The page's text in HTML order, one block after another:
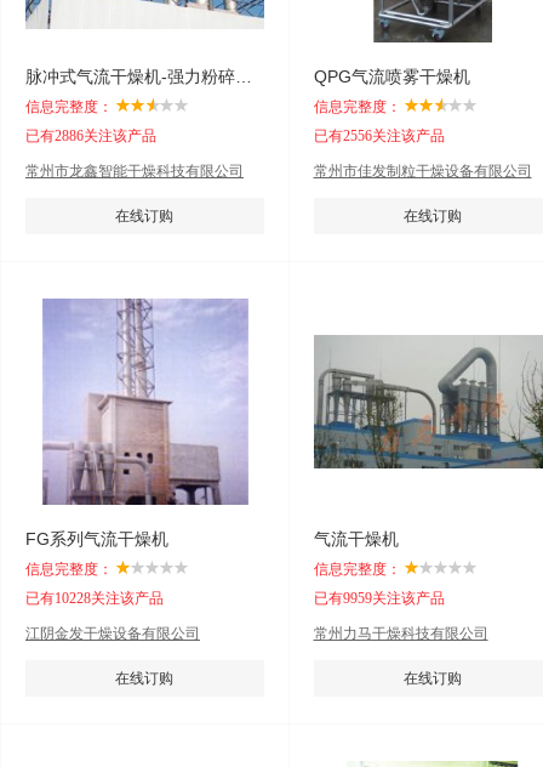
信息完整度：
已有2886关注该产品
常州市龙鑫智能干燥科技有限公司
在线订购
QPG气流喷雾干燥机
信息完整度：
已有2556关注该产品
常州市佳发制粒干燥设备有限公司
在线订购
FG系列气流干燥机
信息完整度：
已有10228关注该产品
江阴金发干燥设备有限公司
在线订购
气流干燥机
信息完整度：
已有9959关注该产品
常州力马干燥科技有限公司
在线订购